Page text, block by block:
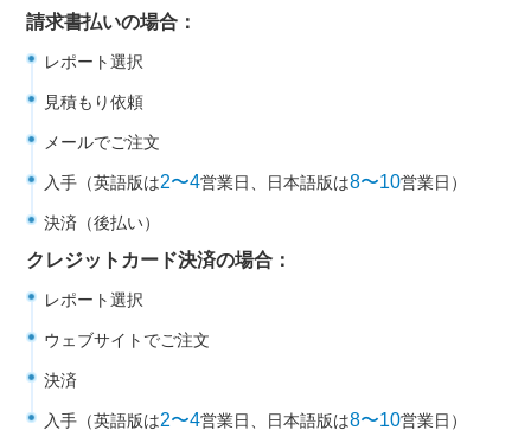
請求書払いの場合：
レポート選択
見積もり依頼
メールでご注文
入手（英語版は2〜4営業日、日本語版は8〜10営業日）
決済（後払い）
クレジットカード決済の場合：
レポート選択
ウェブサイトでご注文
決済
入手（英語版は2〜4営業日、日本語版は8〜10営業日）